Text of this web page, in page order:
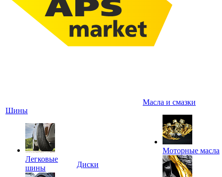
Шины
Легковые
шины
Диски
Масла и смазки
Моторные масла